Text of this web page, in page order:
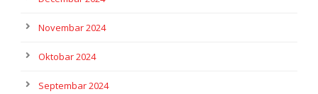
Novembar 2024
Oktobar 2024
Septembar 2024